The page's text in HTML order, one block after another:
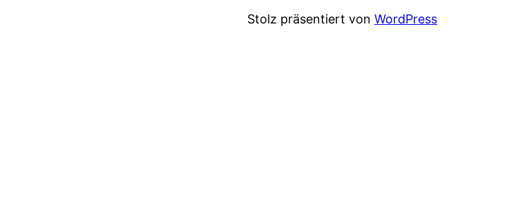
Stolz präsentiert von WordPress